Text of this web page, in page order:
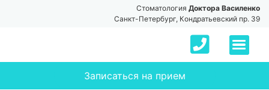
Стоматология Доктора Василенко
Санкт-Петербург, Кондратьевский пр. 39
Записаться на прием